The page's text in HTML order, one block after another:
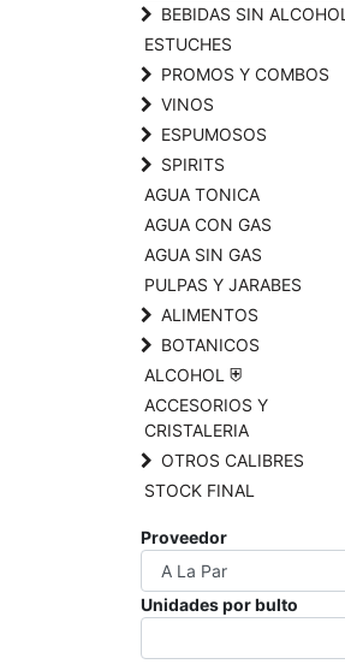
BEBIDAS SIN ALCOHOL
ESTUCHES
PROMOS Y COMBOS
VINOS
ESPUMOSOS
SPIRITS
AGUA TONICA
AGUA CON GAS
AGUA SIN GAS
PULPAS Y JARABES
ALIMENTOS
BOTANICOS
ALCOHOL ⛨
ACCESORIOS Y
CRISTALERIA
OTROS CALIBRES
STOCK FINAL
Proveedor
Unidades por bulto